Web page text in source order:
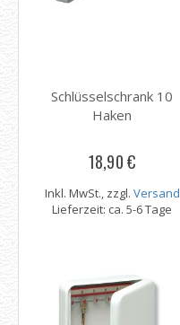
Schlüsselschrank 10
Haken
18,90 €
Inkl. MwSt., zzgl. Versand
Lieferzeit: ca. 5-6 Tage